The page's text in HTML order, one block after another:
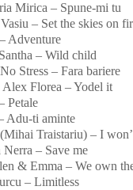
Mirica – Spune-mi tu
– Set the skies on
Adventure
– Wild child
Stress – Fara bariere
Florea – Yodel it
Petale
ti aminte
Traistariu) – I
– Save me
& Emma – We own
– Limitless